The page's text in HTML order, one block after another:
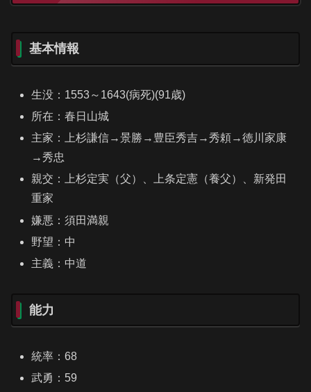
基本情報
生没：1553～1643(病死)(91歳)
所在：春日山城
主家：上杉謙信→景勝→豊臣秀吉→秀頼→徳川家康
→秀忠
親交：上杉定実（父）、上条定憲（養父）、新発田
重家
嫌悪：須田満親
野望：中
主義：中道
能力
統率：68
武勇：59